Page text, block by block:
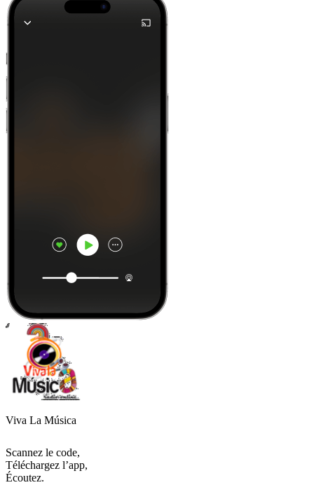
Viva La Música
Scannez le code,
Téléchargez l’app,
Écoutez.